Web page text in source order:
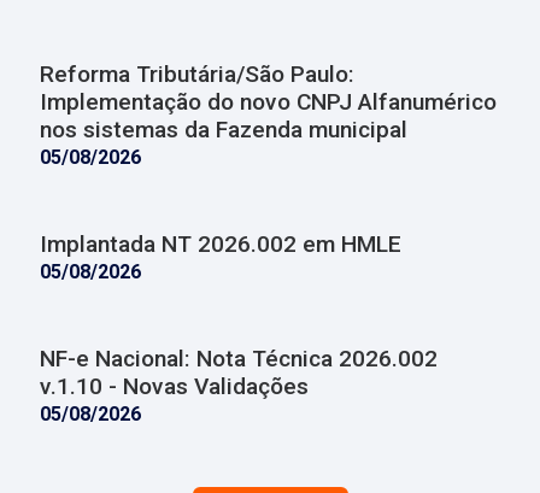
Reforma Tributária/São Paulo:
Implementação do novo CNPJ Alfanumérico
nos sistemas da Fazenda municipal
05/08/2026
Implantada NT 2026.002 em HMLE
05/08/2026
NF-e Nacional: Nota Técnica 2026.002
v.1.10 - Novas Validações
05/08/2026